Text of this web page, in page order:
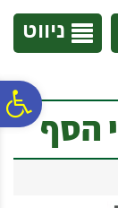
ניווט
הסף